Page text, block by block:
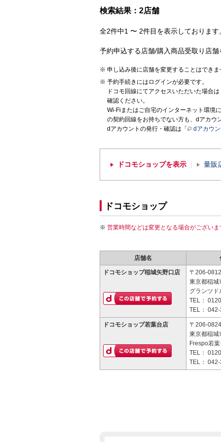
検索結果：2店舗
全2件中1 〜 2件目を表示しておりま
予約申込する店舗/購入商品受取り店
申し込み後に店舗を変更することはできま
予約手続きにはログインが必要です。
ドコモ回線にてアクセスいただいた場合
確認ください。
Wi-Fiまたはご自宅のインターネット環境
の契約回線をお持ちでない方も、dアカウ
dアカウントの発行・確認は「
dアカウ
ドコモショップを表示 量販
ドコモショップ
営業時間などは変更となる場合がござい
店舗名
ドコモショップ稲城矢野口店
〒206-0812
東京都稲城
グランツド
TEL：
TEL：
ドコモショップ若葉台店
〒206-0824
東京都稲城
Frespo若
TEL：
TEL：